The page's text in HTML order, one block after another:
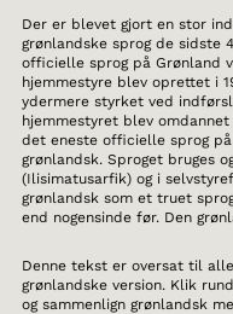
Der er blevet gjort en stor
grønlandske sprog de sidste
officielle sprog på Grønland
hjemmestyre blev oprettet i
ydermere styrket ved
hjemmestyret blev
det eneste officielle sprog
grønlandsk. Sproget bruges
(Ilisimatusarfik) og i
grønlandsk som et truet
end nogensinde før. Den
Denne tekst er oversat til
grønlandske version. Klik
og sammenlign grønlandsk